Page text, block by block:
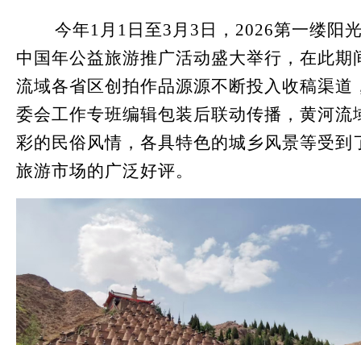
今年1月1日至3月3日，2026第一缕阳
中国年公益旅游推广活动盛大举行，在此期
流域各省区创拍作品源源不断投入收稿渠道
委会工作专班编辑包装后联动传播，黄河流
彩的民俗风情，各具特色的城乡风景等受到
旅游市场的广泛好评。